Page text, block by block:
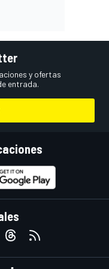
y ofertas
entrada.